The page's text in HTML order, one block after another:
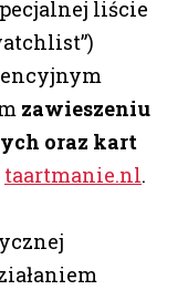
liście
zawieszeniu
oraz kart
taartmanie.nl.